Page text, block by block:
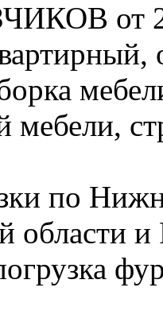
от
мебели,
по
области и